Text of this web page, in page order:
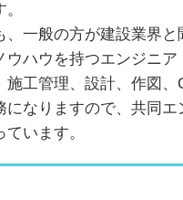
、一般の方が建設業界
ウハウを持つエンジニ
施工管理、設計、作図
なりますので、共同
います。